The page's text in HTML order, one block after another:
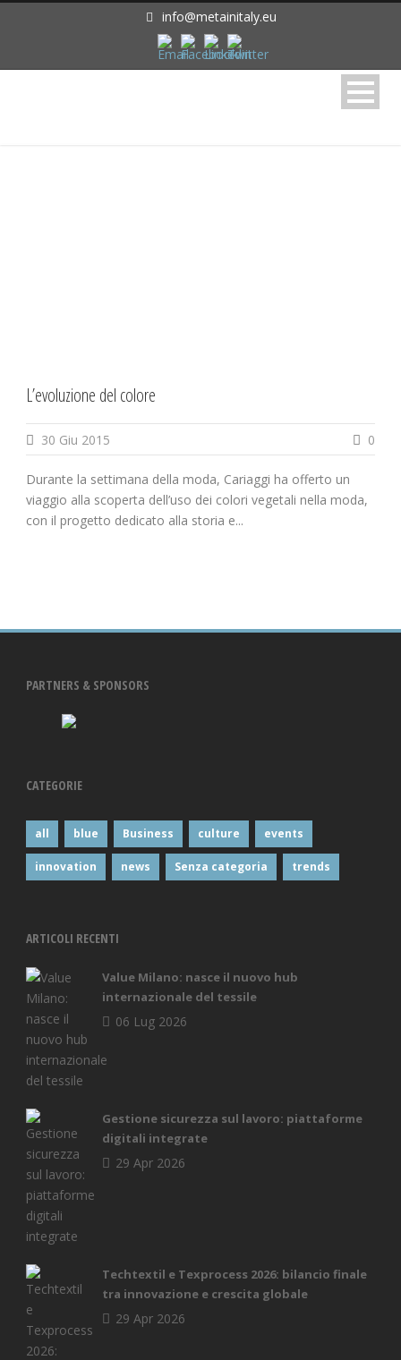
info@metainitaly.eu
L’evoluzione del colore
30 Giu 2015 0
Durante la settimana della moda, Cariaggi ha offerto un
viaggio alla scoperta dell’uso dei colori vegetali nella moda,
con il progetto dedicato alla storia e...
PARTNERS & SPONSORS
CATEGORIE
all blue Business culture events
innovation news Senza categoria trends
ARTICOLI RECENTI
Value Milano: nasce il nuovo hub
internazionale del tessile
06 Lug 2026
Gestione sicurezza sul lavoro: piattaforme
digitali integrate
29 Apr 2026
Techtextil e Texprocess 2026: bilancio finale
tra innovazione e crescita globale
29 Apr 2026